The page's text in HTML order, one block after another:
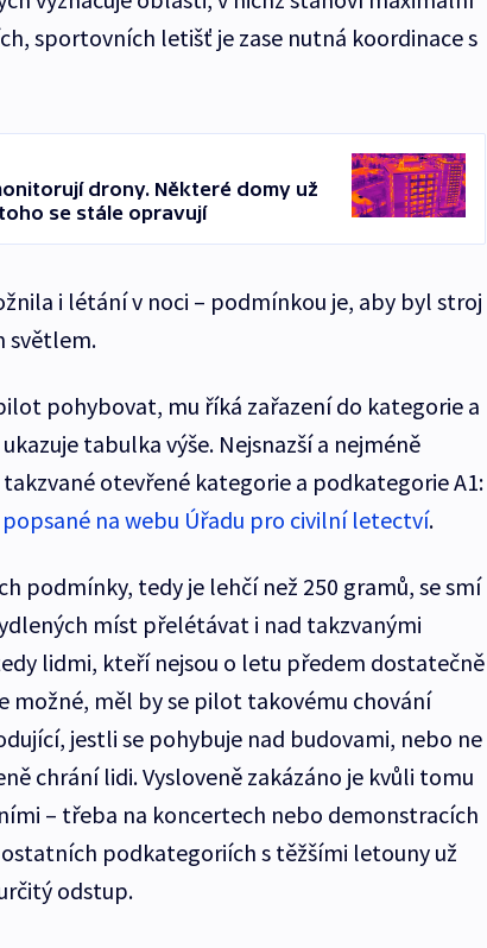
sportovních letišť je zase nutná koordinace s
drony. Některé domy už
se stále opravují
i létání v noci – podmínkou je, aby byl stroj
světlem.
pohybovat, mu říká zařazení do kategorie a
tabulka výše. Nejsnazší a nejméně
otevřené kategorie a podkategorie A1:
na webu Úřadu pro civilní letectví.
podmínky, tedy je lehčí než 250 gramů, se smí
míst přelétávat i nad takzvanými
lidmi, kteří nejsou o letu předem dostatečně
možné, měl by se pilot takovému chování
jestli se pohybuje nad budovami, nebo ne
chrání lidi. Vysloveně zakázáno je kvůli tomu
– třeba na koncertech nebo demonstracích
podkategoriích s těžšími letouny už
odstup.